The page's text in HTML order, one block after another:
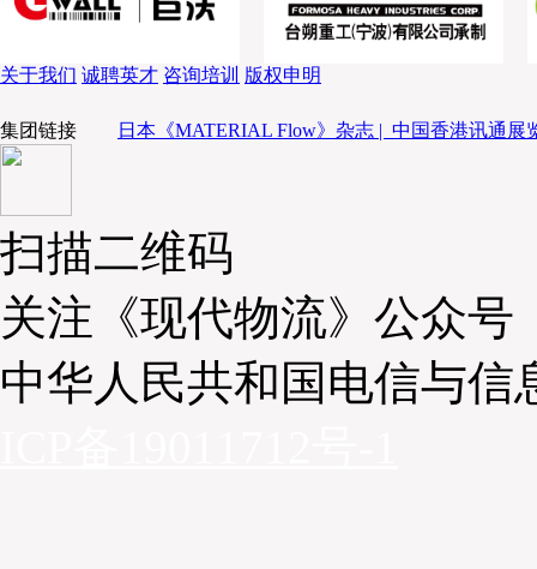
关于我们 诚聘英才 咨询培训 版权申明
集团链接 日本《MATERIAL Flow》杂志 | 中国香港讯通展
扫描二维码
关注《现代物流》公众号
中华人民共和国电信与